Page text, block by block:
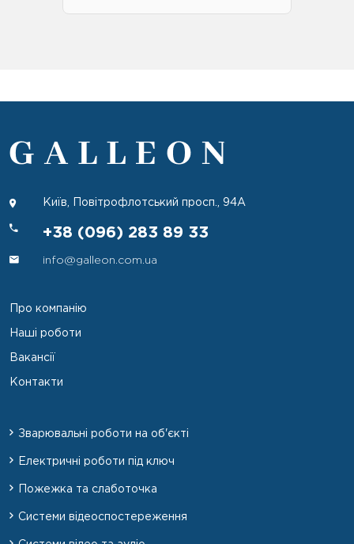
Київ, Повітрофлотський просп., 94А
+38 (096) 283 89 33
info@galleon.com.ua
Про компанію
Наші роботи
Вакансії
Контакти
Зварювальні роботи на об'єкті
Електричні роботи під ключ
Пожежка та слаботочка
Системи відеоспостереження